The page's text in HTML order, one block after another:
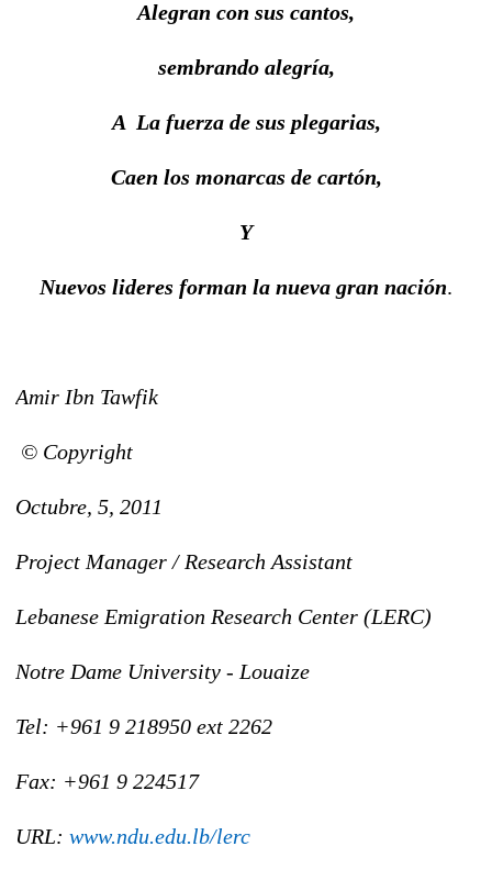
Alegran con sus cantos,
sembrando alegría,
A La fuerza de sus plegarias,
Caen los monarcas de cartón,
Y
Nuevos lideres forman la nueva gran nación.
Amir Ibn Tawfik
© Copyright
Octubre, 5, 2011
Project Manager / Research Assistant
Lebanese Emigration Research Center (LERC)
Notre Dame University - Louaize
Tel: +961 9 218950 ext 2262
Fax: +961 9 224517
URL: www.ndu.edu.lb/lerc